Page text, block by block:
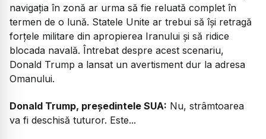
navigația în zonă ar urma să fie reluată complet în
termen de o lună. Statele Unite ar trebui să își retragă
forțele militare din apropierea Iranului și să ridice
blocada navală. Întrebat despre acest scenariu,
Donald Trump a lansat un avertisment dur la adresa
Omanului.
Donald Trump, președintele SUA: Nu, strâmtoarea
va fi deschisă tuturor. Este...